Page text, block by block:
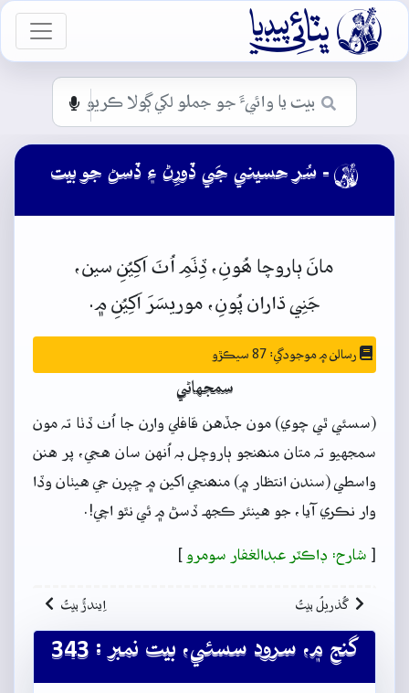

 - سُر حسيني جَي ڏورِڻ ۽ ڏسڻ جو بيت
مانَ ٻاروچا ھُونِ، ڏِٺَمِ اُٺَ اَکِيُنِ سين،
جَنِي ڌاران پُونِ، موريسَرَ اَکِيُنِ ۾.
رسالن ۾ موجودگي: 87 سيڪڙو
سمجهاڻي
(سسئي ٿي چوي) مون جڏهن قافلي وارن جا اُٺ ڏٺا تہ مون
سمجهيو تہ متان منھنجو ٻاروچل بہ اُنهن سان هجي، پر هنن
واسطي (سندن انتظار ۾) منھنجي اکين ۾ ڇپرن جي هيٺان وڏا
وار نڪري آيا، جو هينئر ڪجهہ ڏسڻ ۾ ئي نٿو اچي!.
[ شارح: ڊاڪٽر عبدالغفار سومرو ]
گُذريلُ بيتُ اِيندڙُ بيتُ
گنج ۾، سرود سسئي، بيت نمبر : 343